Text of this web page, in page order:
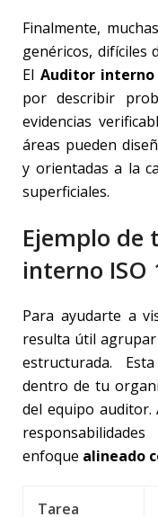
Finalmente,
genéricos, difíciles
El Auditor interno
por describir
evidencias
áreas pueden
y orientadas a la
superficiales.
Ejemplo de
interno ISO
Para ayudarte a
resulta útil agrupar
estructurada.
dentro de tu
del equipo
enfoque alineado
Tarea